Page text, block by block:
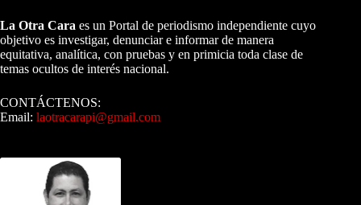
La Otra Cara es un Portal de periodismo independiente cuyo
objetivo es investigar, denunciar e informar de manera
equitativa, analítica, con pruebas y en primicia toda clase de
temas ocultos de interés nacional.
CONTÁCTENOS:
Email: laotracarapi@gmail.com